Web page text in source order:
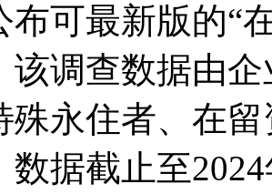
布可最新版的“
该调查数据由
殊永住者、在留
数据截止至